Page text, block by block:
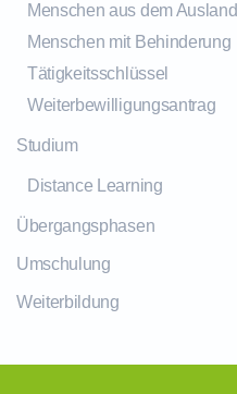
Menschen aus dem Ausland
Menschen mit Behinderung
Tätigkeitsschlüssel
Weiterbewilligungsantrag
Studium
Distance Learning
Übergangsphasen
Umschulung
Weiterbildung